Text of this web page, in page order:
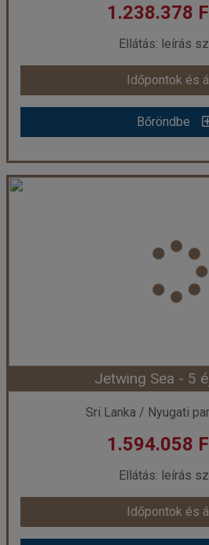
már
Időpontok és
Bőröndbe
1.238.378
Ellátás: leírás
Időpontok és
Bőröndbe
Jetwing Sea - 7
Város:
Utazás módja:
leírás
Szálláskategória:
DOUBLE
Időpont: 2026-08-
már
Időpontok és
Bőröndbe
Jetwing Sea - 5
Sri Lanka / Nyugati
1.594.058
Ellátás: leírás
Időpontok és